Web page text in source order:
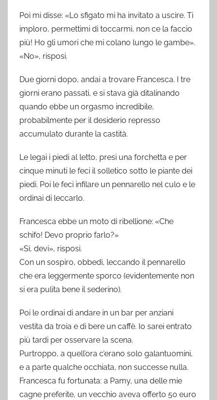
Poi mi disse: «Lo sfigato mi ha invitato a uscire. Ti
imploro, permettimi di toccarmi, non ce la faccio
più! Ho gli umori che mi colano lungo le gambe».
«No», risposi.
Due giorni dopo, andai a trovare Francesca. I tre
giorni erano passati, e si stava già ditalinando
quando ebbe un orgasmo incredibile,
probabilmente per il desiderio represso
accumulato durante la castità.
Le legai i piedi al letto, presi una forchetta e per
cinque minuti le feci il solletico sotto le piante dei
piedi. Poi le feci infilare un pennarello nel culo e le
ordinai di leccarlo.
Francesca ebbe un moto di ribellione: «Che
schifo! Devo proprio farlo?»
«Sì, devi», risposi.
Con un sospiro, obbedì, leccando il pennarello
che era leggermente sporco (evidentemente non
si era pulita bene il sederino).
Poi le ordinai di andare in un bar per anziani
vestita da troia e di bere un caffè. Io sarei entrato
più tardi per osservare la scena.
Purtroppo, a quell’ora c’erano solo galantuomini,
e a parte qualche occhiata, non successe nulla.
Francesca fu fortunata: a Pamy, una delle mie
cagne preferite, un vecchio aveva offerto 50 euro